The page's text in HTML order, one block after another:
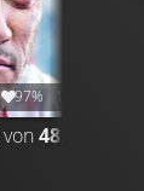
97% 1:16
von 48.195